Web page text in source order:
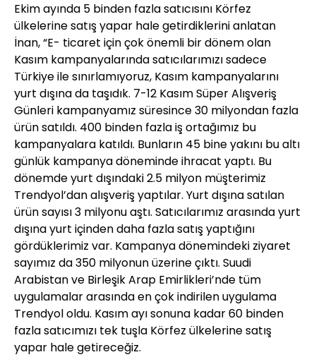
Ekim ayında 5 binden fazla satıcısını Körfez
ülkelerine satış yapar hale getirdiklerini anlatan
İnan, “E- ticaret için çok önemli bir dönem olan
Kasım kampanyalarında satıcılarımızı sadece
Türkiye ile sınırlamıyoruz, Kasım kampanyalarını
yurt dışına da taşıdık. 7-12 Kasım Süper Alışveriş
Günleri kampanyamız süresince 30 milyondan fazla
ürün satıldı. 400 binden fazla iş ortağımız bu
kampanyalara katıldı. Bunların 45 bine yakını bu altı
günlük kampanya döneminde ihracat yaptı. Bu
dönemde yurt dışındaki 2.5 milyon müşterimiz
Trendyol’dan alışveriş yaptılar. Yurt dışına satılan
ürün sayısı 3 milyonu aştı. Satıcılarımız arasında yurt
dışına yurt içinden daha fazla satış yaptığını
gördüklerimiz var. Kampanya dönemindeki ziyaret
sayımız da 350 milyonun üzerine çıktı. Suudi
Arabistan ve Birleşik Arap Emirlikleri’nde tüm
uygulamalar arasında en çok indirilen uygulama
Trendyol oldu. Kasım ayı sonuna kadar 60 binden
fazla satıcımızı tek tuşla Körfez ülkelerine satış
yapar hale getireceğiz.